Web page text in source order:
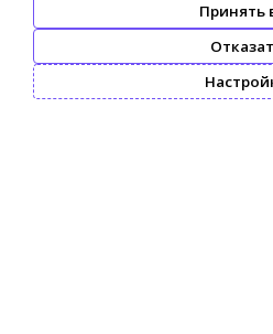
Принять